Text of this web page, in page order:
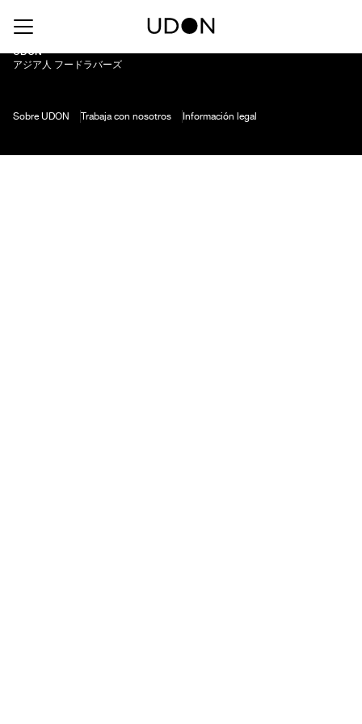
UDON
アジア人 フードラバーズ
Sobre UDON Trabaja con nosotros Información legal